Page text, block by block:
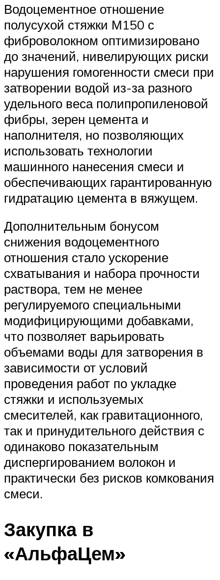
Водоцементное отношение
полусухой стяжки М150 с
фиброволокном оптимизировано
до значений, нивелирующих риски
нарушения гомогенности смеси при
затворении водой из-за разного
удельного веса полипропиленовой
фибры, зерен цемента и
наполнителя, но позволяющих
использовать технологии
машинного нанесения смеси и
обеспечивающих гарантированную
гидратацию цемента в вяжущем.
Дополнительным бонусом
снижения водоцементного
отношения стало ускорение
схватывания и набора прочности
раствора, тем не менее
регулируемого специальными
модифицирующими добавками,
что позволяет варьировать
объемами воды для затворения в
зависимости от условий
проведения работ по укладке
стяжки и используемых
смесителей, как гравитационного,
так и принудительного действия с
одинаково показательным
диспергированием волокон и
практически без рисков комкования
смеси.
Закупка в
«АльфаЦем»